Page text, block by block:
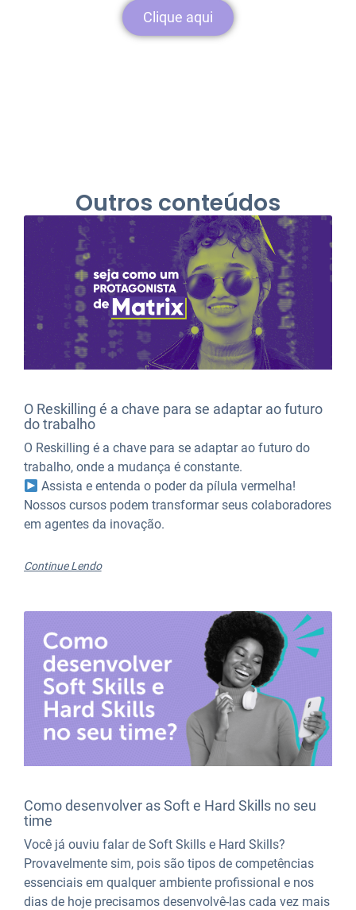
Clique aqui
Outros conteúdos
O Reskilling é a chave para se adaptar ao futuro
do trabalho
O Reskilling é a chave para se adaptar ao futuro do
trabalho, onde a mudança é constante.
Assista e entenda o poder da pílula vermelha!
Nossos cursos podem transformar seus colaboradores
em agentes da inovação.
Continue Lendo
Como desenvolver as Soft e Hard Skills no seu
time
Você já ouviu falar de Soft Skills e Hard Skills?
Provavelmente sim, pois são tipos de competências
essenciais em qualquer ambiente profissional e nos
dias de hoje precisamos desenvolvê-las cada vez mais